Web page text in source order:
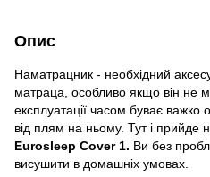
Опис
Наматрацник - необхідний
матраца, особливо якщо він не
експлуатації часом буває важко
від плям на ньому. Тут і прийде
Eurosleep Cover 1. Ви без
висушити в домашніх умовах.